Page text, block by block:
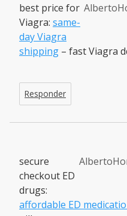
best price for
Viagra: same-
day Viagra
shipping – fast Viagra
Responder
secure
checkout ED
drugs:
affordable ED